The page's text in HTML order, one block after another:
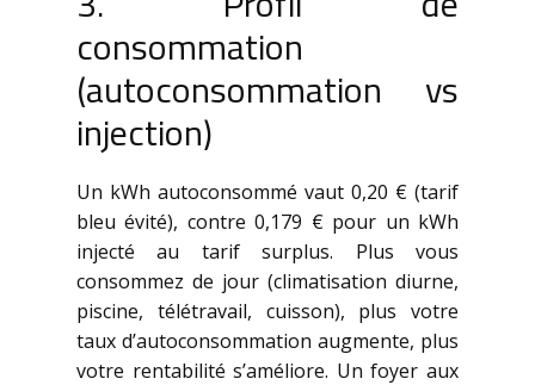
consommation
(autoconsommation vs
injection)
Un kWh autoconsommé vaut 0,20 € (tarif
bleu évité), contre 0,179 € pour un kWh
injecté au tarif surplus. Plus vous
consommez de jour (climatisation diurne,
piscine, télétravail, cuisson), plus votre
taux d’autoconsommation augmente, plus
votre rentabilité s’améliore. Un foyer aux